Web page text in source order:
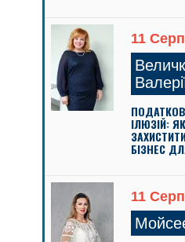
11
ІЛЮЗІЙ:
БІЗНЕС
11